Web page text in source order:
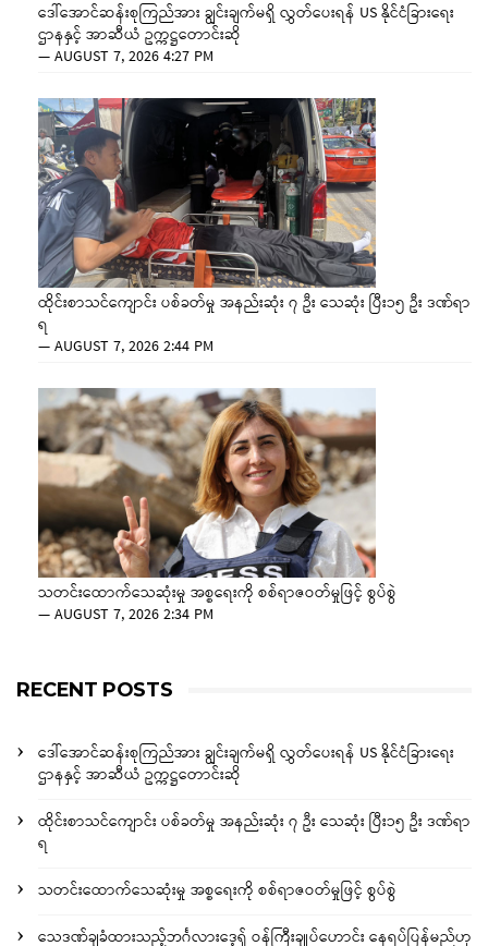
ဒေါ်အောင်ဆန်းစုကြည်အား ချွင်းချက်မရှိ လွှတ်ပေးရန် US နိုင်ငံခြားရေး
ဌာနနှင့် အာဆီယံ ဥက္ကဋ္ဌတောင်းဆို
—AUGUST 7, 2026 4:27 PM
ထိုင်းစာသင်ကျောင်း ပစ်ခတ်မှု အနည်းဆုံး ၇ ဦး သေဆုံး ပြီး၁၅ ဦး ဒဏ်ရာ
ရ
—AUGUST 7, 2026 2:44 PM
သတင်းထောက်သေဆုံးမှု အစ္စရေးကို စစ်ရာဇဝတ်မှုဖြင့် စွပ်စွဲ
—AUGUST 7, 2026 2:34 PM
RECENT POSTS
ဒေါ်အောင်ဆန်းစုကြည်အား ချွင်းချက်မရှိ လွှတ်ပေးရန် US နိုင်ငံခြားရေး
ဌာနနှင့် အာဆီယံ ဥက္ကဋ္ဌတောင်းဆို
ထိုင်းစာသင်ကျောင်း ပစ်ခတ်မှု အနည်းဆုံး ၇ ဦး သေဆုံး ပြီး၁၅ ဦး ဒဏ်ရာ
ရ
သတင်းထောက်သေဆုံးမှု အစ္စရေးကို စစ်ရာဇဝတ်မှုဖြင့် စွပ်စွဲ
သေဒဏ်ချခံထားသည့်ဘင်္ဂလားဒေ့ရှ် ဝန်ကြီးချုပ်ဟောင်း နေရပ်ပြန်မည်ဟု